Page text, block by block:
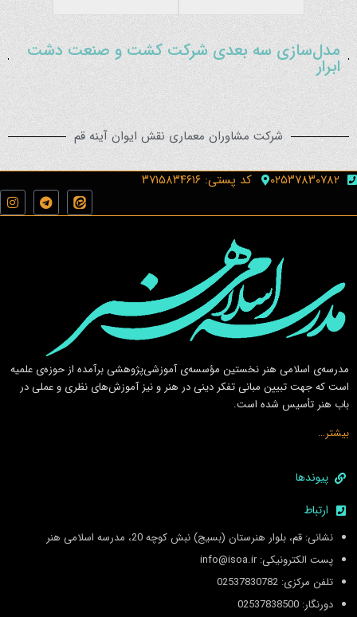
مدل‌سازی سه بعدی شرکت کشت و صنعت دشت
ابرار
شرکت مشاوران معماری نقش ایوان آینه قم
۰۲۵۳۷۸۳۰۷۸۲ کد پستی: ۳۷۱۵۸۳۴۶۱۶
مدرسه‌ی اسلامى هنر نخستين مؤسسه‌ی آموزشى‌پژوهشى برآمده از حوزه‌ی علميه
است كه جهت تبيين مبانى تفكر دينى در هنر و نيز آموزش‌هاى نظرى و عملى در
باب هنر تأسيس شده است.
بیشتر…
پیوندها
ارتباط
نشانی: قم، بلوار هنرستان (بسیج) نبش کوچه 20، مدرسه اسلامی هنر
پست الکترونیکی: info@isoa.ir
تلفن مرکزی: 02537830782
دورنگار: 02537838500